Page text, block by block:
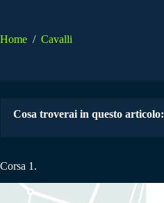
Home / Cavalli
Cosa troverai in questo articolo:
Corsa 1.